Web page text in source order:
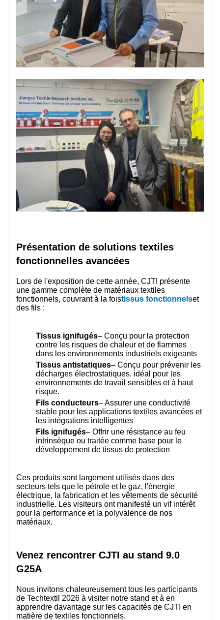
Présentation de solutions textiles
fonctionnelles avancées
Lors de l'exposition de cette année, CJTI présente
une gamme complète de matériaux textiles
fonctionnels, couvrant à la foistissus fonctionnelset
des fils :
Tissus ignifugés– Conçu pour la protection
contre les risques de chaleur et de flammes
dans les environnements industriels exigeants
Tissus antistatiques– Conçu pour prévenir les
décharges électrostatiques, idéal pour les
environnements de travail sensibles et à haut
risque.
Fils conducteurs– Assurer une conductivité
stable pour les applications textiles avancées et
les intégrations intelligentes
Fils ignifugés– Offrir une résistance au feu
intrinsèque ou traitée comme base pour le
développement de tissus de protection
Ces produits sont largement utilisés dans des
secteurs tels que le pétrole et le gaz, l'énergie
électrique, la fabrication et les vêtements de sécurité
industrielle. Les visiteurs ont manifesté un vif intérêt
pour la performance et la polyvalence de nos
matériaux.
Venez rencontrer CJTI au stand 9.0
G25A
Nous invitons chaleureusement tous les participants
de Techtextil 2026 à visiter notre stand et à en
apprendre davantage sur les capacités de CJTI en
matière de textiles fonctionnels.